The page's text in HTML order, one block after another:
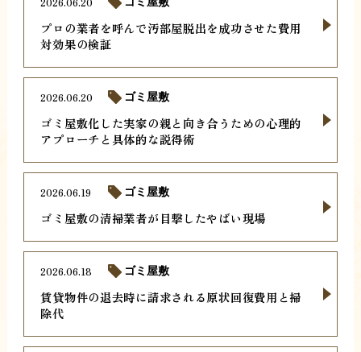
プロの業者を呼んで汚部屋脱出を成功させた費用
対効果の検証
ゴミ屋敷化した実家の親と向き合うための心理的
アプローチと具体的な説得術
2026.06.20 ゴミ屋敷
ゴミ屋敷の清掃業者が目撃したやばい現場
2026.06.19 ゴミ屋敷
賃貸物件の退去時に請求される原状回復費用と掃
除代
2026.06.18 ゴミ屋敷